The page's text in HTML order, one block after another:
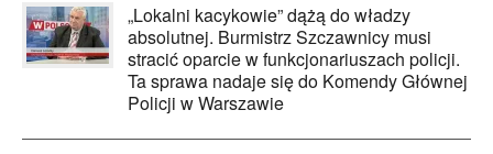
„Lokalni kacykowie” dążą do władzy
absolutnej. Burmistrz Szczawnicy musi
stracić oparcie w funkcjonariuszach policji.
Ta sprawa nadaje się do Komendy Głównej
Policji w Warszawie